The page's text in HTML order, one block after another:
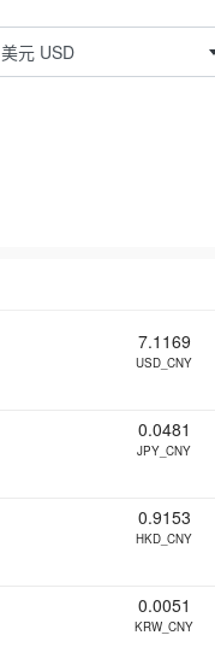
美元 USD
7.1169
USD_CNY
0.0481
JPY_CNY
0.9153
HKD_CNY
0.0051
KRW_CNY